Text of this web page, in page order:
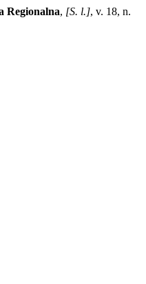
Regionalna, [S. l.], v. 18, n.